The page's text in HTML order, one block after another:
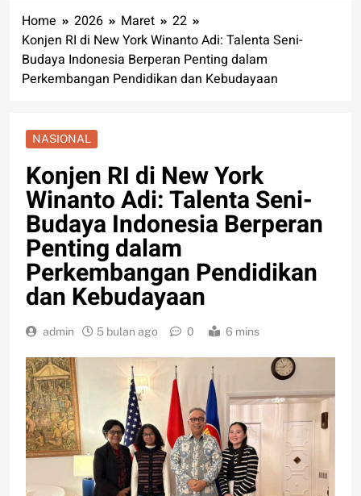
Home 2026 Maret
22
Konjen RI di New York Winanto Adi: Talenta Seni-
Budaya Indonesia Berperan Penting dalam
Perkembangan Pendidikan dan Kebudayaan
NASIONAL
Konjen RI di New York
Winanto Adi: Talenta Seni-
Budaya Indonesia Berperan
Penting dalam
Perkembangan Pendidikan
dan Kebudayaan
admin 5 bulan ago 0 6 mins